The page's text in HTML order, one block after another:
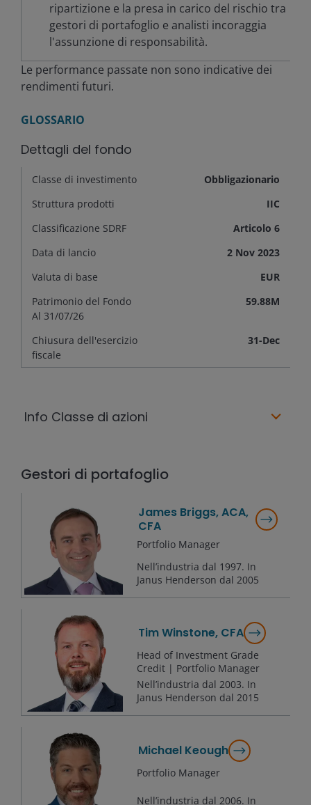
ripartizione e la presa in carico del rischio tra
gestori di portafoglio e analisti incoraggia
l'assunzione di responsabilità.
Le performance passate non sono indicative dei
rendimenti futuri.
GLOSSARIO
Dettagli del fondo
Classe di investimento
Obbligazionario
Struttura prodotti
IIC
Classificazione SDRF
Articolo 6
Data di lancio
2 Nov 2023
Valuta di base
EUR
Patrimonio del Fondo
Al 31/07/26
59.88M
Chiusura dell'esercizio
fiscale
31-Dec
Info Classe di azioni
Gestori di portafoglio
James Briggs, ACA,
CFA
Portfolio Manager
Nell’industria dal 1997. In
Janus Henderson dal 2005
Tim Winstone, CFA
Head of Investment Grade
Credit | Portfolio Manager
Nell’industria dal 2003. In
Janus Henderson dal 2015
Michael Keough
Portfolio Manager
Nell’industria dal 2006. In